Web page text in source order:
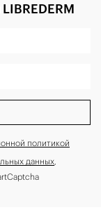
политикой
данных,